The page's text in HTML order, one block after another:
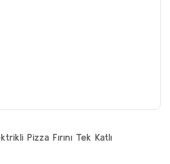
Pizza Fırını Tek Katlı